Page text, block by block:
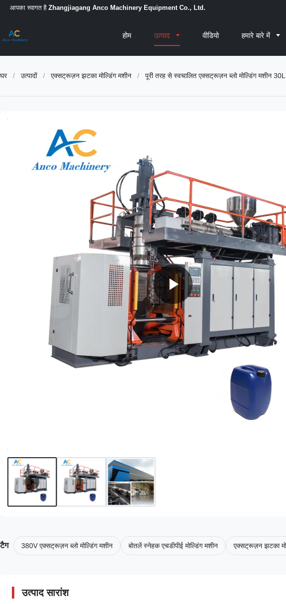
आपका स्वागत है Zhangjiagang Anco Machinery Equipment Co., Ltd.
होम उत्पाद वीडियो हमारे बारे में
घर / उत्पादों / एक्सट्रूज़न झटका मोल्डिंग मशीन / पूरी तरह से स्वचालित एक्सट्रूज़न ब्लो मोल्डिंग मशीन
टैग 380V एक्सट्रूज़न ब्लो मोल्डिंग मशीन बोतलें स्नेहक एचडीपीई मोल्डिंग मशीन एक्सट्रूज़न झटका
उत्पाद सारांश